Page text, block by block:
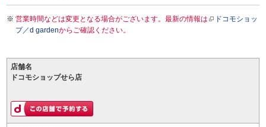
営業時間などは変更となる場合がございます。最新の情報は
ドコモショッ
プ／d gardenからご確認ください。
店舗名
ドコモショップせら店